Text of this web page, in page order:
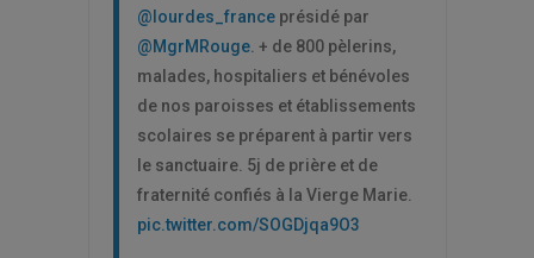
@lourdes_franceprésidé par
@MgrMRouge. + de 800 pèlerins,
malades, hospitaliers et bénévoles
de nos paroisses et établissements
scolaires se préparent à partir vers
le sanctuaire. 5j de prière et de
fraternité confiés à la Vierge Marie.
pic.twitter.com/SOGDjqa9O3